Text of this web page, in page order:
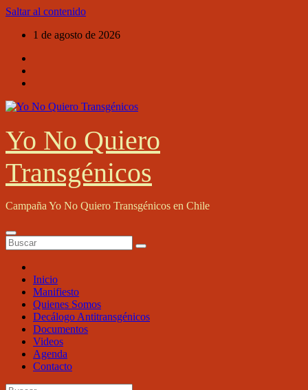
Saltar al contenido
1 de agosto de 2026
Yo No Quiero
Transgénicos
Campaña Yo No Quiero Transgénicos en Chile
Inicio
Manifiesto
Quienes Somos
Decálogo Antitransgénicos
Documentos
Videos
Agenda
Contacto